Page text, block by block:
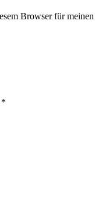
Browser für meinen
*